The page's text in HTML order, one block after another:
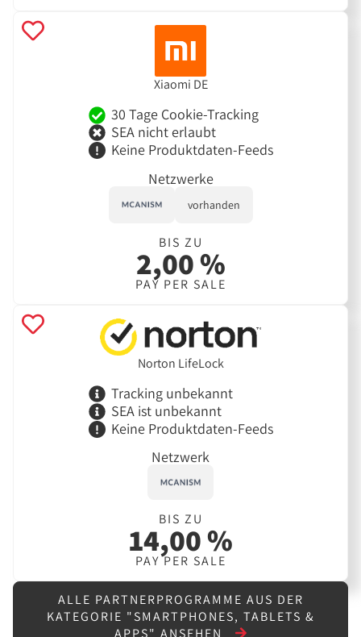
Xiaomi DE
30 Tage Cookie-Tracking
SEA nicht erlaubt
Keine Produktdaten-Feeds
Netzwerke
vorhanden
BIS ZU
2,00 %
PAY PER SALE
Norton LifeLock
Tracking unbekannt
SEA ist unbekannt
Keine Produktdaten-Feeds
Netzwerk
BIS ZU
14,00 %
PAY PER SALE
ALLE PARTNERPROGRAMME AUS DER
KATEGORIE "SMARTPHONES, TABLETS &
APPS" ANSEHEN